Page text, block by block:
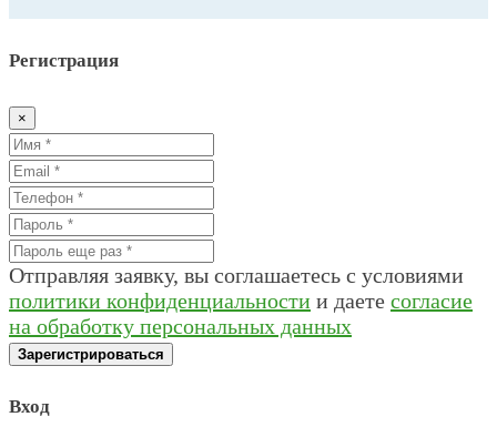
Регистрация
×
Отправляя заявку, вы соглашаетесь с условиями
политики конфиденциальности и даете согласие
на обработку персональных данных
Зарегистрироваться
Вход